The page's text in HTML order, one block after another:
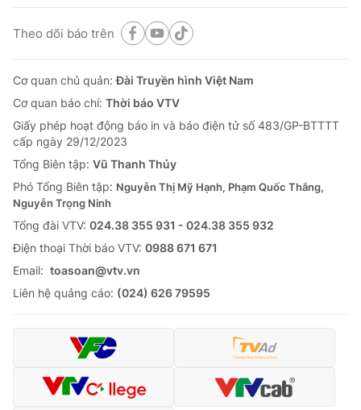
Theo dõi báo trên
Cơ quan chủ quản:Đài Truyền hình Việt Nam
Cơ quan báo chí: Thời báo VTV
Giấy phép hoạt động báo in và báo điện tử số 483/GP-BTTTT
cấp ngày 29/12/2023
Tổng Biên tập: Vũ Thanh Thủy
Phó Tổng Biên tập: Nguyễn Thị Mỹ Hạnh, Phạm Quốc Thắng,
Nguyễn Trọng Ninh
Tổng đài VTV: 024.38 355 931 - 024.38 355 932
Ðiện thoại Thời báo VTV: 0988 671 671
Email: toasoan@vtv.vn
Liên hệ quảng cáo: (024) 626 79595